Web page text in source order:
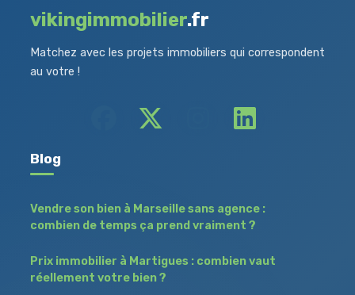
vikingimmobilier.fr
Matchez avec les projets immobiliers qui correspondent
au votre !
Blog
Vendre son bien à Marseille sans agence :
combien de temps ça prend vraiment ?
Prix immobilier à Martigues : combien vaut
réellement votre bien ?